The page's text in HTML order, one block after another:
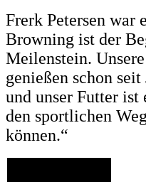
Frerk Petersen war
Browning ist der
Meilenstein.
genießen schon
und unser Futter
den sportlichen
können.“